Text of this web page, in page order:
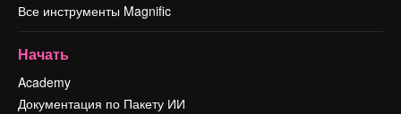
Все инструменты Magnific
Начать
Academy
Документация по Пакету ИИ